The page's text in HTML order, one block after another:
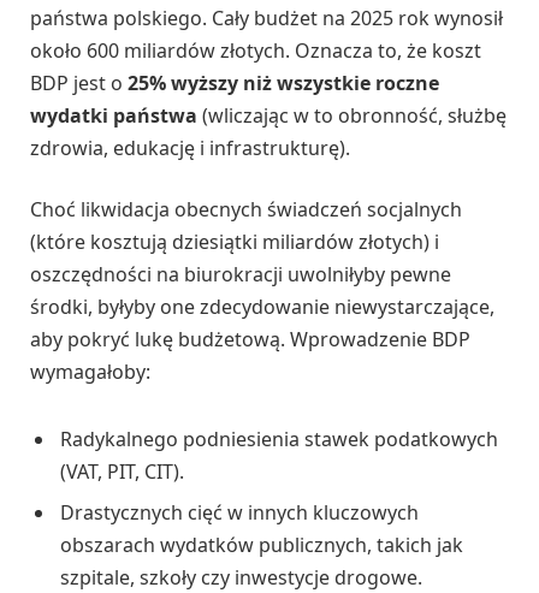
państwa polskiego. Cały budżet na 2025 rok wynosił
około 600 miliardów złotych. Oznacza to, że koszt
BDP jest o 25% wyższy niż wszystkie roczne
wydatki państwa (wliczając w to obronność, służbę
zdrowia, edukację i infrastrukturę).
Choć likwidacja obecnych świadczeń socjalnych
(które kosztują dziesiątki miliardów złotych) i
oszczędności na biurokracji uwolniłyby pewne
środki, byłyby one zdecydowanie niewystarczające,
aby pokryć lukę budżetową. Wprowadzenie BDP
wymagałoby:
Radykalnego podniesienia stawek podatkowych
(VAT, PIT, CIT).
Drastycznych cięć w innych kluczowych
obszarach wydatków publicznych, takich jak
szpitale, szkoły czy inwestycje drogowe.